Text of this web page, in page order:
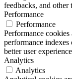
feedbacks, and other
Performance
Performance
Performance cookies
performance
better user
Analytics
Analytics